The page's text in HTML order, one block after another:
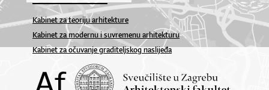
Kabinet za teoriju arhitekture
Kabinet za modernu i suvremenu arhitekturu
Kabinet za očuvanje graditeljskog naslijeđa